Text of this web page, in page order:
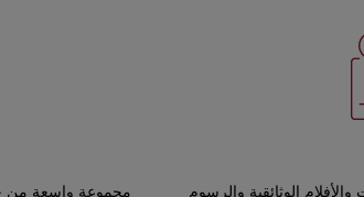
الوثائقية والرسوم
مجموعة واسعة من